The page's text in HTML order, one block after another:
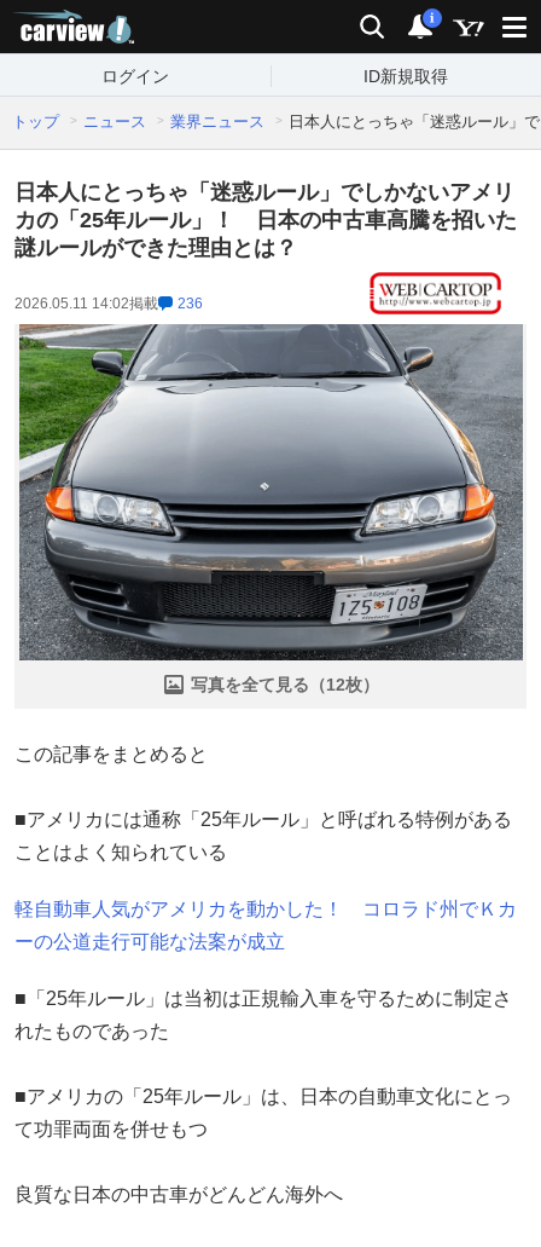
検索 通知
i
ログイン ID新規取得
トップ ニュース 業界ニュース 日本人にとっちゃ「迷惑ルール」
日本人にとっちゃ「迷惑ルール」でしかないアメリ
カの「25年ルール」！ 日本の中古車高騰を招いた
謎ルールができた理由とは？
2026.05.11 14:02掲載 236
写真を全て見る（12枚）
この記事をまとめると
■アメリカには通称「25年ルール」と呼ばれる特例がある
ことはよく知られている
軽自動車人気がアメリカを動かした！ コロラド州でＫカ
ーの公道走行可能な法案が成立
■「25年ルール」は当初は正規輸入車を守るために制定さ
れたものであった
■アメリカの「25年ルール」は、日本の自動車文化にとっ
て功罪両面を併せもつ
良質な日本の中古車がどんどん海外へ